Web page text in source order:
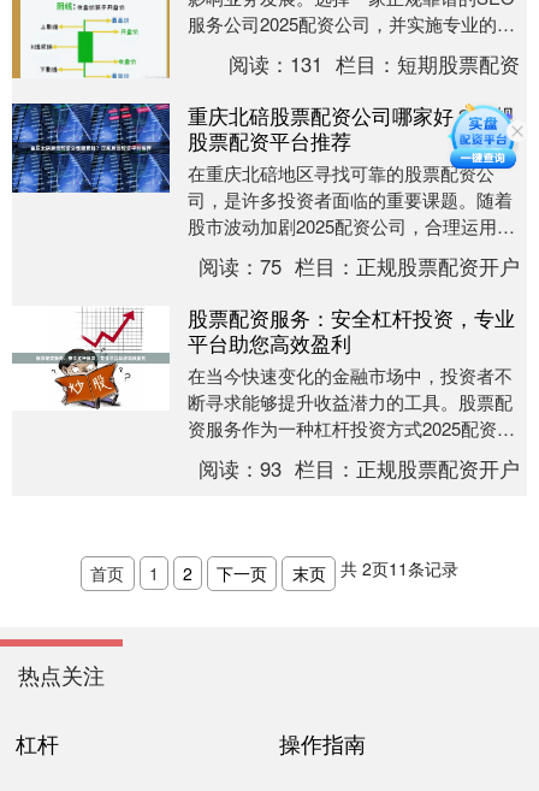
服务公司2025配资公司，并实施专业的收
录优化策略，成为企业网络营销成功的关
键。本文将....
阅读： 131 栏目：短期股票配资
重庆北碚股票配资公司哪家好？正规
股票配资平台推荐
在重庆北碚地区寻找可靠的股票配资公
司，是许多投资者面临的重要课题。随着
股市波动加剧2025配资公司，合理运用杠
杆工具成为部分投资者扩大收益的选择，
但如何辨别正规....
阅读：75 栏目： 正规股票配资开户
股票配资服务：安全杠杆投资，专业
平台助您高效盈利
在当今快速变化的金融市场中，投资者不
断寻求能够提升收益潜力的工具。股票配
资服务作为一种杠杆投资方式2025配资公
司，正逐渐成为许多投资者优化资金使用
效率、扩大投....
阅读：93 栏目： 正规股票配资开户
首页 1 2 下一页 末页 共 2页11条记录
热点关注
杠杆 操作指南